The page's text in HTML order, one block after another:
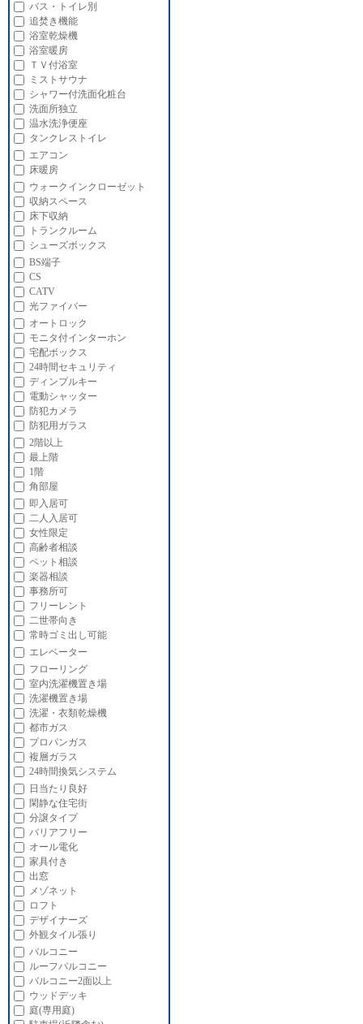
バス・トイレ別
追焚き機能
浴室乾燥機
浴室暖房
ＴＶ付浴室
ミストサウナ
シャワー付洗面化粧台
洗面所独立
温水洗浄便座
タンクレストイレ
エアコン
床暖房
ウォークインクローゼット
収納スペース
床下収納
トランクルーム
シューズボックス
BS端子
CS
CATV
光ファイバー
オートロック
モニタ付インターホン
宅配ボックス
24時間セキュリティ
ディンプルキー
電動シャッター
防犯カメラ
防犯用ガラス
2階以上
最上階
1階
角部屋
即入居可
二人入居可
女性限定
高齢者相談
ペット相談
楽器相談
事務所可
フリーレント
二世帯向き
常時ゴミ出し可能
エレベーター
フローリング
室内洗濯機置き場
洗濯機置き場
洗濯・衣類乾燥機
都市ガス
プロパンガス
複層ガラス
24時間換気システム
日当たり良好
閑静な住宅街
分譲タイプ
バリアフリー
オール電化
家具付き
出窓
メゾネット
ロフト
デザイナーズ
外観タイル張り
バルコニー
ルーフバルコニー
バルコニー2面以上
ウッドデッキ
庭(専用庭)